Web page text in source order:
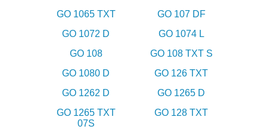
GO 1065 TXT
GO 107 DF
GO 1072 D
GO 1074 L
GO 108
GO 108 TXT S
GO 1080 D
GO 126 TXT
GO 1262 D
GO 1265 D
GO 1265 TXT
07S
GO 128 TXT